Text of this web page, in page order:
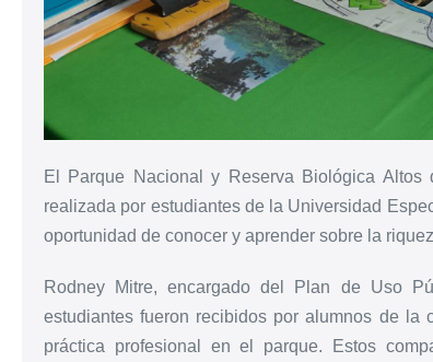
El Parque Nacional y Reserva Biológica
realizada por estudiantes de la Universidad
oportunidad de conocer y aprender sobre la
Rodney Mitre, encargado del Plan de Uso
estudiantes fueron recibidos por alumnos de la
práctica profesional en el parque. Estos